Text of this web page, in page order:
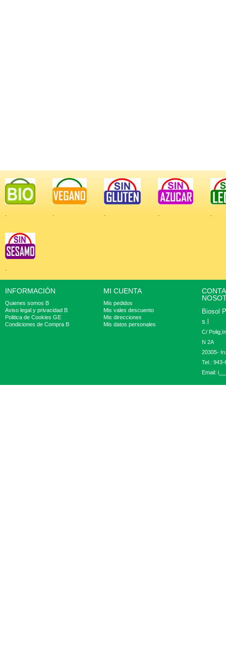
. . . . .
.
INFORMACIÓN
Quienes somos B
Aviso legal y privacidad B
Politica de Cookies GE
Condiciones de Compra B
MI CUENTA
Mis pedidos
Mis vales descuento
Mis direcciones
Mis datos personales
Biosol
s.l
C/
N 2A
20305-
Tel.: 943-
Email: